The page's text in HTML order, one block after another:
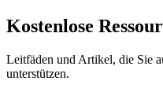
Kostenlose
Leitfäden und Artikel, die Sie
unterstützen.